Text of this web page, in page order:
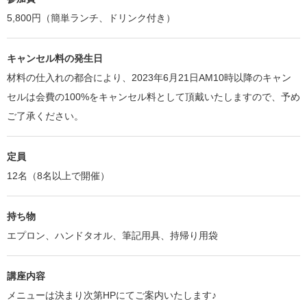
5,800円（簡単ランチ、ドリンク付き）
キャンセル料の発生日
材料の仕入れの都合により、2023年6月21日AM10時以降のキャン
セルは会費の100%をキャンセル料として頂戴いたしますので、予め
ご了承ください。
定員
12名（8名以上で開催）
持ち物
エプロン、ハンドタオル、筆記用具、持帰り用袋
講座内容
メニューは決まり次第HPにてご案内いたします♪